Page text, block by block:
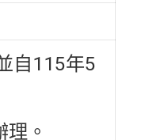
自115年5
。